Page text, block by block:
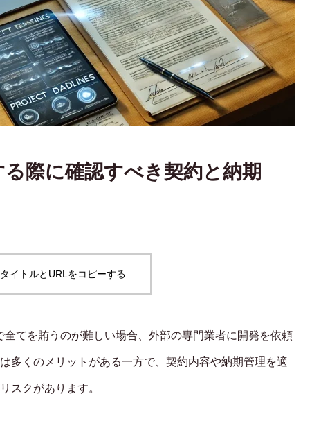
際に確認すべき契約と納期
イトルとURLをコピーする
てを賄うのが難しい場合、外部の専門業者に開発を依頼
多くのメリットがある一方で、契約内容や納期管理を適
スクがあります。
の離脱を防ぐ送料表示の工夫